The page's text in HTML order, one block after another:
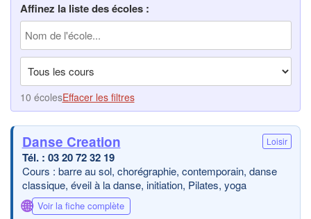
Affinez la liste des écoles :
10 écolesEffacer les filtres
Danse Creation Loisir
03 20 72 32 19
Cours : barre au sol, chorégraphie, contemporain, danse
classique, éveil à la danse, initiation, Pilates, yoga
🌐 Voir la fiche complète